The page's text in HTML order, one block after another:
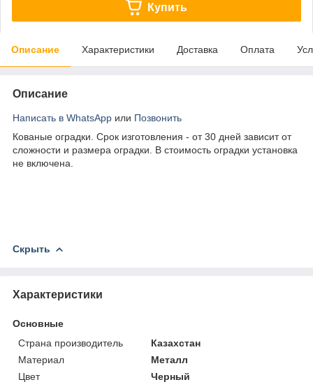
Купить
Описание Характеристики Доставка Оплата
Описание
Написать в WhatsApp или Позвонить
Кованые оградки. Срок изготовления - от 30 дней зависит от
сложности и размера оградки. В стоимость оградки установка
не включена.
Скрыть
Характеристики
Основные
Страна производитель
Казахстан
Материал
Металл
Цвет
Черный